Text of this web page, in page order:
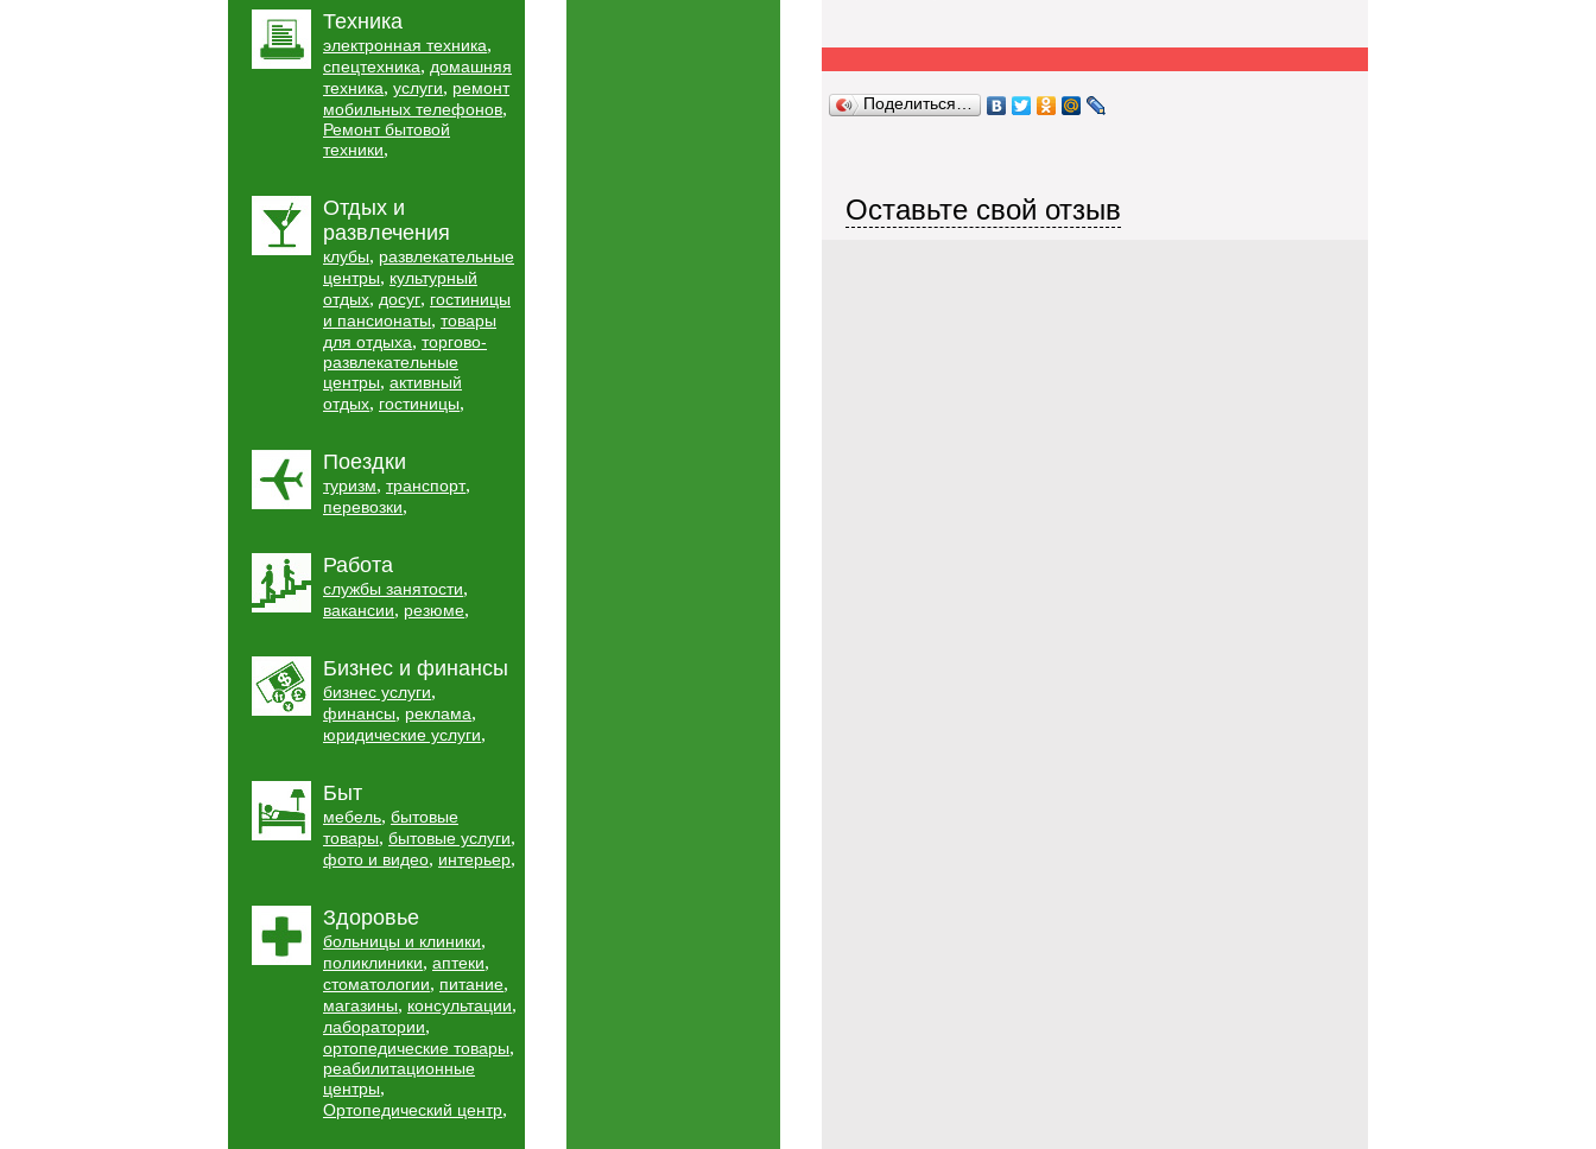
Техника
электронная техника,
спецтехника, домашняя
техника, услуги, ремонт
мобильных телефонов,
Ремонт бытовой
техники,
Отдых и
развлечения
клубы, развлекательные
центры, культурный
отдых, досуг, гостиницы
и пансионаты, товары
для отдыха, торгово-
развлекательные
центры, активный
отдых, гостиницы,
Поездки
туризм, транспорт,
перевозки,
Работа
службы занятости,
вакансии, резюме,
Бизнес и финансы
бизнес услуги,
финансы, реклама,
юридические услуги,
Быт
мебель, бытовые
товары, бытовые услуги,
фото и видео, интерьер,
Здоровье
больницы и клиники,
поликлиники, аптеки,
стоматологии, питание,
магазины, консультации,
лаборатории,
ортопедические товары,
реабилитационные
центры,
Ортопедический центр,
Поделиться…
Оставьте свой отзыв